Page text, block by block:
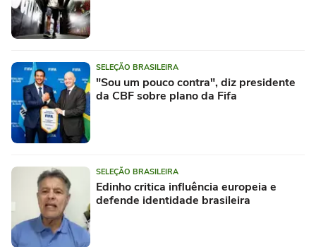
SELEÇÃO BRASILEIRA
"Sou um pouco contra", diz presidente
da CBF sobre plano da Fifa
SELEÇÃO BRASILEIRA
Edinho critica influência europeia e
defende identidade brasileira